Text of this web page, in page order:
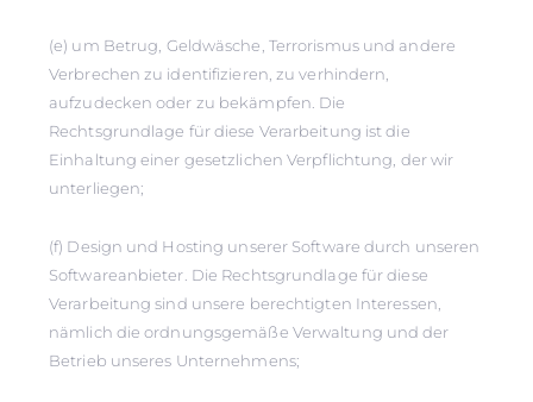
(e) um Betrug, Geldwäsche, Terrorismus und andere
Verbrechen zu identifizieren, zu verhindern,
aufzudecken oder zu bekämpfen. Die
Rechtsgrundlage für diese Verarbeitung ist die
Einhaltung einer gesetzlichen Verpflichtung, der wir
unterliegen;
(f) Design und Hosting unserer Software durch unseren
Softwareanbieter. Die Rechtsgrundlage für diese
Verarbeitung sind unsere berechtigten Interessen,
nämlich die ordnungsgemäße Verwaltung und der
Betrieb unseres Unternehmens;